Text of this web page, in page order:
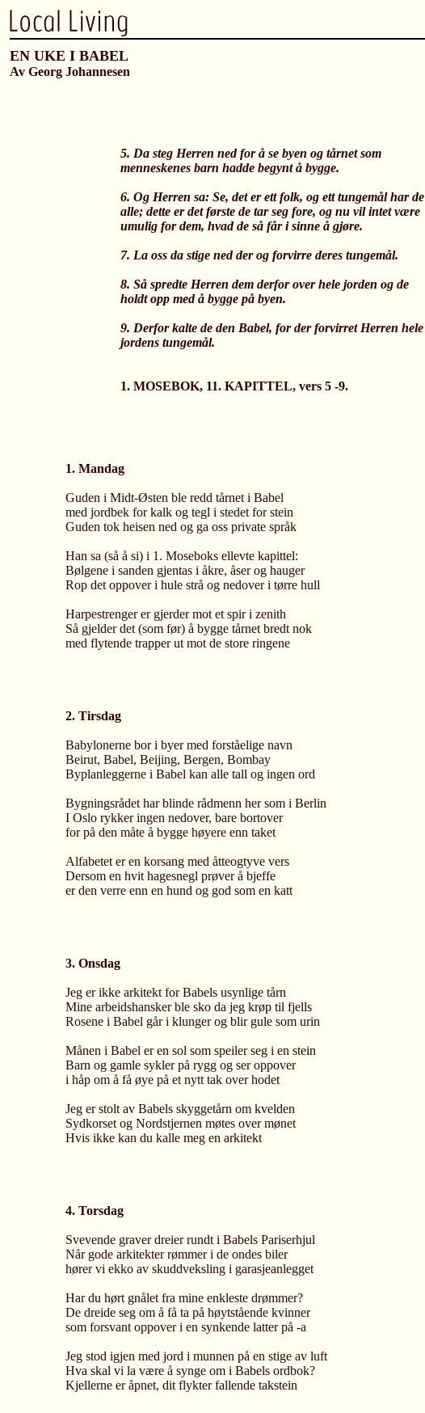
EN UKE I BABEL
Av Georg Johannesen
5. Da steg Herren ned for å se byen og tårnet som
menneskenes barn hadde begynt å bygge.
6. Og Herren sa: Se, det er ett folk, og ett tungemål har de
alle; dette er det første de tar seg fore, og nu vil intet være
umulig for dem, hvad de så får i sinne å gjøre.
7. La oss da stige ned der og forvirre deres tungemål.
8. Så spredte Herren dem derfor over hele jorden og de
holdt opp med å bygge på byen.
9. Derfor kalte de den Babel, for der forvirret Herren hele
jordens tungemål.
1. MOSEBOK, 11. KAPITTEL, vers 5 -9.
1. Mandag
Guden i Midt-Østen ble redd tårnet i Babel
med jordbek for kalk og tegl i stedet for stein
Guden tok heisen ned og ga oss private språk
Han sa (så å si) i 1. Moseboks ellevte kapittel:
Bølgene i sanden gjentas i åkre, åser og hauger
Rop det oppover i hule strå og nedover i tørre hull
Harpestrenger er gjerder mot et spir i zenith
Så gjelder det (som før) å bygge tårnet bredt nok
med flytende trapper ut mot de store ringene
2. Tirsdag
Babylonerne bor i byer med forståelige navn
Beirut, Babel, Beijing, Bergen, Bombay
Byplanleggerne i Babel kan alle tall og ingen ord
Bygningsrådet har blinde rådmenn her som i Berlin
I Oslo rykker ingen nedover, bare bortover
for på den måte å bygge høyere enn taket
Alfabetet er en korsang med åtteogtyve vers
Dersom en hvit hagesnegl prøver å bjeffe
er den verre enn en hund og god som en katt
3. Onsdag
Jeg er ikke arkitekt for Babels usynlige tårn
Mine arbeidshansker ble sko da jeg krøp til fjells
Rosene i Babel går i klunger og blir gule som urin
Månen i Babel er en sol som speiler seg i en stein
Barn og gamle sykler på rygg og ser oppover
i håp om å få øye på et nytt tak over hodet
Jeg er stolt av Babels skyggetårn om kvelden
Sydkorset og Nordstjernen møtes over mønet
Hvis ikke kan du kalle meg en arkitekt
4. Torsdag
Svevende graver dreier rundt i Babels Pariserhjul
Når gode arkitekter rømmer i de ondes biler
hører vi ekko av skuddveksling i garasjeanlegget
Har du hørt gnålet fra mine enkleste drømmer?
De dreide seg om å få ta på høytstående kvinner
som forsvant oppover i en synkende latter på -a
Jeg stod igjen med jord i munnen på en stige av luft
Hva skal vi la være å synge om i Babels ordbok?
Kjellerne er åpnet, dit flykter fallende takstein